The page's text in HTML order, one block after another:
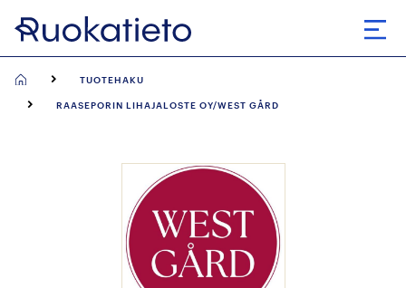
Siirry
suoraan
TUOTEHAKU
RAASEPORIN LIHAJALOSTE OY/WEST GÅRD